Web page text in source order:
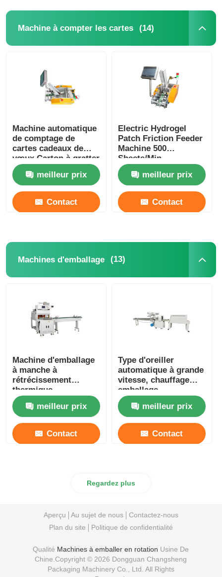
Machine à compter les cartes (14)
Machine automatique
de comptage de
cartes cadeaux de
vœux Carton à gratter
machine d'emballage
d'oreiller alimentaire
meilleur prix
Contact
Electric Hydrogel
Patch Friction Feeder
Machine 500
Sheets/Min
meilleur prix
Contact
Machines d'emballage (13)
Machine d'emballage
à manche à
rétrécissement
thermique
entièrement
automatique 220V
380V
meilleur prix
Contact
Type d'oreiller
automatique à grande
vitesse, chauffage
emballage
rétrécissable
meilleur prix
Contact
Regardez plus
Aperçu Au sujet de nous
Contactez-nous
Plan du site
Politique de confidentialité
Qualité Machines à emballer en rotation Usine De
Chine.Copyright © 2026 Dongguan Changsheng
Packaging Machinery Co., Ltd. All Rights